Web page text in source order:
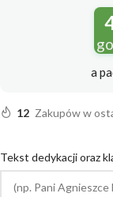
a
12 Zakupów w
Tekst dedykacji oraz